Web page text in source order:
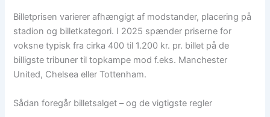
Billetprisen varierer afhængigt af modstander, placering på
stadion og billetkategori. I 2025 spænder priserne for
voksne typisk fra cirka 400 til 1.200 kr. pr. billet på de
billigste tribuner til topkampe mod f.eks. Manchester
United, Chelsea eller Tottenham.
Sådan foregår billetsalget – og de vigtigste regler